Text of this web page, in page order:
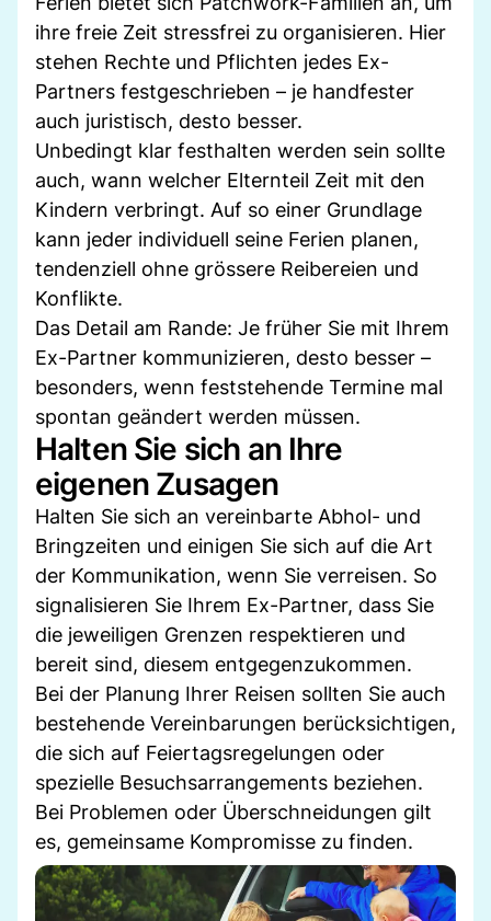
ihre freie Zeit stressfrei zu organisieren. Hier
stehen Rechte und Pflichten jedes Ex-
Partners festgeschrieben – je handfester
auch juristisch, desto besser.
Unbedingt klar festhalten werden sein sollte
auch, wann welcher Elternteil Zeit mit den
Kindern verbringt. Auf so einer Grundlage
kann jeder individuell seine Ferien planen,
tendenziell ohne grössere Reibereien und
Konflikte.
Das Detail am Rande: Je früher Sie mit Ihrem
Ex-Partner kommunizieren, desto besser –
besonders, wenn feststehende Termine mal
spontan geändert werden müssen.
Halten Sie sich an Ihre
eigenen Zusagen
Halten Sie sich an vereinbarte Abhol- und
Bringzeiten und einigen Sie sich auf die Art
der Kommunikation, wenn Sie verreisen. So
signalisieren Sie Ihrem Ex-Partner, dass Sie
die jeweiligen Grenzen respektieren und
bereit sind, diesem entgegenzukommen.
Bei der Planung Ihrer Reisen sollten Sie auch
bestehende Vereinbarungen berücksichtigen,
die sich auf Feiertagsregelungen oder
spezielle Besuchsarrangements beziehen.
Bei Problemen oder Überschneidungen gilt
es, gemeinsame Kompromisse zu finden.